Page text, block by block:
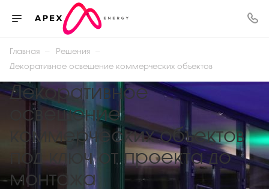
Главная — Решения —
Декоративное освещение коммерческих объектов
Декоративное
освещение
коммерческих объектов
под ключ от проекта до
монтажа